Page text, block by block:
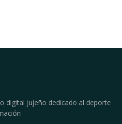
digital jujeño dedicado al deporte